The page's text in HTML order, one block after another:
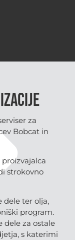
za
Bobcat in
strokovno
dele ter olja,
program.
dele za ostale
s katerimi